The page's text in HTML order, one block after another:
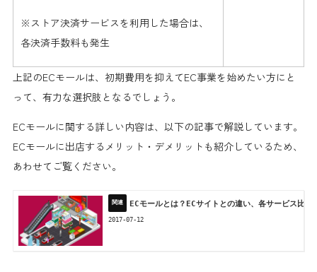
※ストア決済サービスを利用した場合は、
各決済手数料も発生
上記のECモールは、初期費用を抑えてEC事業を始めたい方にと
って、有力な選択肢となるでしょう。
ECモールに関する詳しい内容は、以下の記事で解説しています。
ECモールに出店するメリット・デメリットも紹介しているため、
あわせてご覧ください。
ECモールとは？ECサイトとの違い、各サービス比較
2017-07-12